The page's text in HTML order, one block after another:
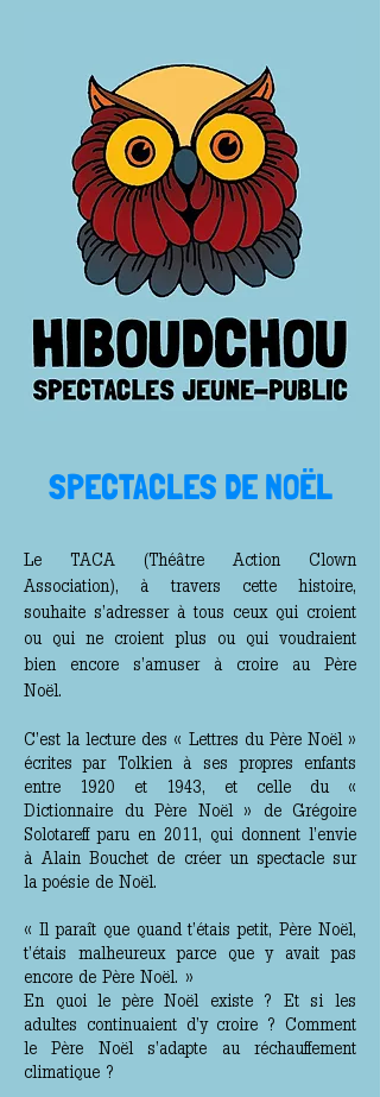
SPECTACLES DE NOËL
Le TACA (Théâtre Action Clown
Association), à travers cette histoire,
souhaite s’adresser à tous ceux qui croient
ou qui ne croient plus ou qui voudraient
bien encore s’amuser à croire au Père
Noël.
C’est la lecture des « Lettres du Père Noël »
écrites par Tolkien à ses propres enfants
entre 1920 et 1943, et celle du «
Dictionnaire du Père Noël » de Grégoire
Solotareff paru en 2011, qui donnent l’envie
à Alain Bouchet de créer un spectacle sur
la poésie de Noël.
« Il paraît que quand t’étais petit, Père Noël,
t’étais malheureux parce que y avait pas
encore de Père Noël. »
En quoi le père Noël existe ? Et si les
adultes continuaient d’y croire ? Comment
le Père Noël s’adapte au réchauffement
climatique ?